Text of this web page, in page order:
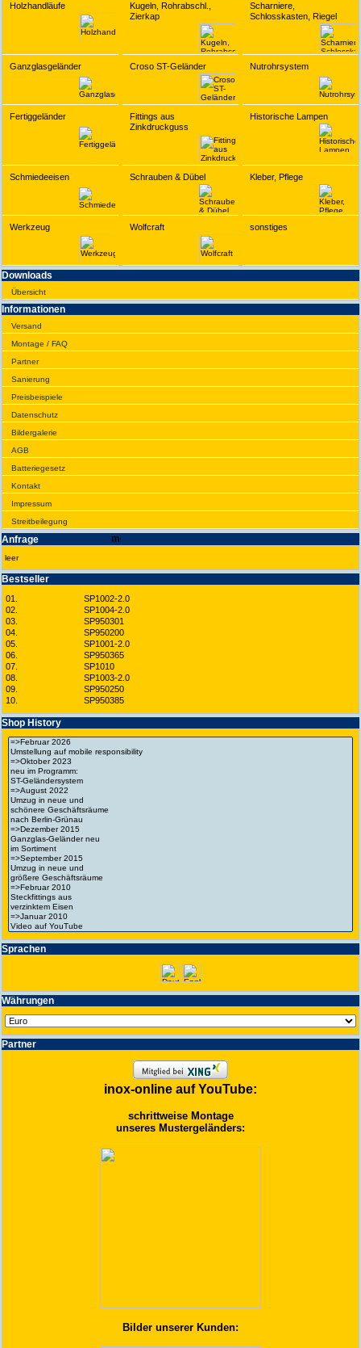
Holzhandläufe
Kugeln, Rohrabschl.,
Zierkap
Scharniere,
Schlosskasten, Riegel
Ganzglasgeländer Croso ST-Geländer Nutrohrsystem
Fertiggeländer
Fittings aus
Zinkdruckguss
Historische Lampen
Schmiedeeisen Schrauben & Dübel Kleber, Pflege
Werkzeug Wolfcraft sonstiges
Downloads
Übersicht
Infor­ma­tionen
Versand
Montage / FAQ
Partner
Sanie­rung
Preis­beispiele
Daten­schutz
Bilder­galerie
AGB
Batte­rie­gesetz
Kontakt
Impres­sum
Streit­bei­legung
Anfrage
leer
Best­seller
01.
SP1002-2.0
02.
SP1004-2.0
03.
SP950301
04.
SP950200
05.
SP1001-2.0
06.
SP950365
07.
SP1010
08.
SP1003-2.0
09.
SP950250
10.
SP950385
Shop History
Spra­chen
Wäh­run­gen
Partner
inox-online auf YouTube:
schrittweise Montage
unseres Mustergeländers:
Bilder unserer Kunden: